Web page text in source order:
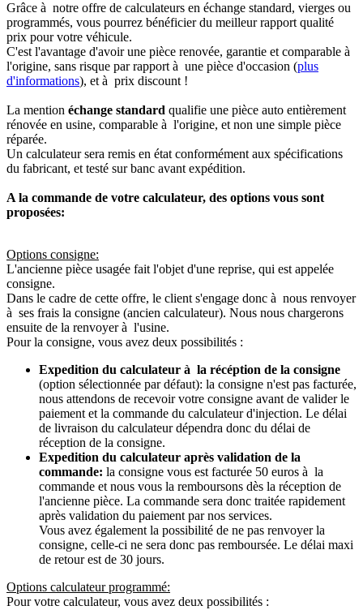
Grâce à notre offre de calculateurs en échange standard, vierges ou
programmés, vous pourrez bénéficier du meilleur rapport qualité
prix pour votre véhicule.
C'est l'avantage d'avoir une pièce renovée, garantie et comparable à
l'origine, sans risque par rapport à une pièce d'occasion (plus
d'informations), et à prix discount !
La mention échange standard qualifie une pièce auto entièrement
rénovée en usine, comparable à l'origine, et non une simple pièce
réparée.
Un calculateur sera remis en état conformément aux spécifications
du fabricant, et testé sur banc avant expédition.
A la commande de votre calculateur, des options vous sont
proposées:
Options consigne:
L'ancienne pièce usagée fait l'objet d'une reprise, qui est appelée
consigne.
Dans le cadre de cette offre, le client s'engage donc à nous renvoyer
à ses frais la consigne (ancien calculateur). Nous nous chargerons
ensuite de la renvoyer à l'usine.
Pour la consigne, vous avez deux possibilités :
Expedition du calculateur à la récéption de la consigne
(option sélectionnée par défaut): la consigne n'est pas facturée,
nous attendons de recevoir votre consigne avant de valider le
paiement et la commande du calculateur d'injection. Le délai
de livraison du calculateur dépendra donc du délai de
réception de la consigne.
Expedition du calculateur après validation de la
commande: la consigne vous est facturée 50 euros à la
commande et nous vous la remboursons dès la réception de
l'ancienne pièce. La commande sera donc traitée rapidement
après validation du paiement par nos services.
Vous avez également la possibilité de ne pas renvoyer la
consigne, celle-ci ne sera donc pas remboursée. Le délai maxi
de retour est de 30 jours.
Options calculateur programmé:
Pour votre calculateur, vous avez deux possibilités :